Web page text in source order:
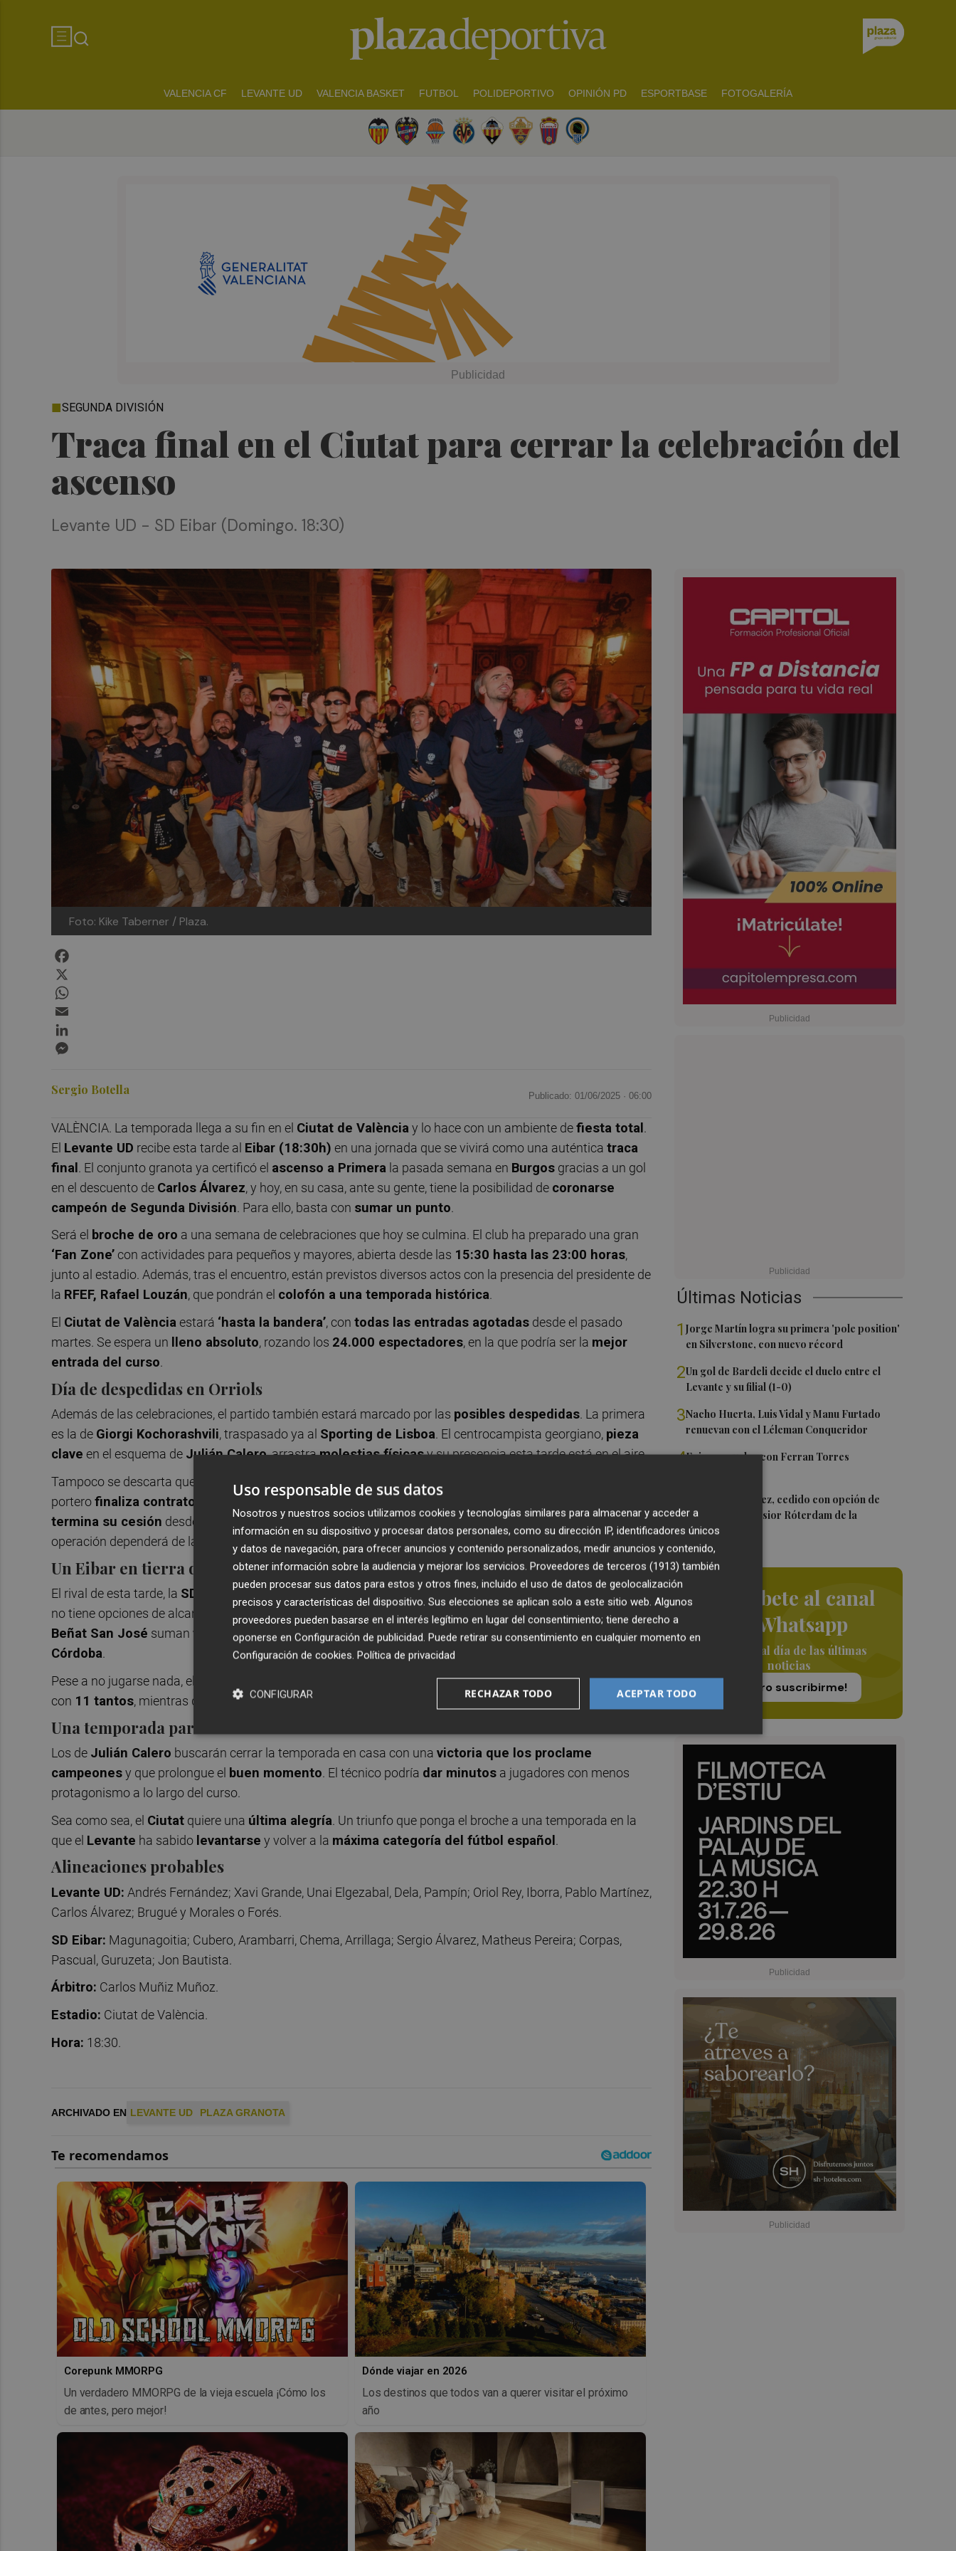
VALENCIA CF LEVANTE UD VALENCIA BASKET FUTBOL POLIDEPORTIVO OPINIÓN PD ESPORTBASE FOTOGALERÍA
Traca final en el Ciutat para cerrar la celebración del
ascenso
SEGUNDA DIVISIÓN
Levante UD - SD Eibar (Domingo. 18:30)
Foto: Kike Taberner / Plaza.
Últimas Noticias
1Jorge Martín logra su primera 'pole position'
en Silverstone, con nuevo récord
2Un gol de Bardeli decide el duelo entre el
Levante y su filial (1-0)
3Nacho Huerta, Luis Vidal y Manu Furtado
renuevan con el Léleman Conqueridor
4Foios se vuelca con Ferran Torres
Mario Domínguez, cedido con opción de
compra al Excelsior Róterdam de la
Eredivisie
Suscríbete al canal
de Whatsapp
Siempre al día de las últimas
noticias
¡Quiero suscribirme!
Sergio Botella Publicado: 01/06/2025 · 06:00
VALÈNCIA. La temporada llega a su fin en el Ciutat de València y lo hace con un ambiente defiesta total.
El Levante UD recibe esta tarde al Eibar (18:30h) en una jornada que se vivirá como una auténtica traca
final. El conjunto granota ya certificó el ascenso a Primera la pasada semana en Burgos gracias a un gol
en el descuento de Carlos Álvarez, y hoy, en su casa, ante su gente, tiene la posibilidad de coronarse
campeón de Segunda División. Para ello, basta con sumar un punto.
Será el broche de oro a una semana de celebraciones que hoy se culmina. El club ha preparado una gran
‘Fan Zone’ con actividades para pequeños y mayores, abierta desde las 15:30 hasta las 23:00 horas,
junto al estadio. Además, tras el encuentro, están previstos diversos actos con la presencia del presidente de
la RFEF, Rafael Louzán, que pondrán el colofón a una temporada histórica.
El Ciutat de València estará ‘hasta la bandera’, con todas las entradas agotadas desde el pasado
martes. Se espera un
lleno absoluto, rozando los 24.000 espectadores, en la que podría ser la mejor
entrada del curso.
Día de despedidas en Orriols
Además de las celebraciones, el partido también estará marcado por las posibles despedidas. La primera
es la de Giorgi Kochorashvili, traspasado ya al Sporting de Lisboa. El centrocampista georgiano, pieza
clave en el esquema de Julián Calero, arrastramolestias físicasy su presencia esta tarde está en el aire.
Tampoco se descarta que el de hoy sea el
último partido en casa para
porterofinaliza contrato y su continuidad está en el aire. Otro que podría despedirse es
termina su cesión desde el Villarreal. El club quiere hacerse con sus servicios de forma definitiva, pero la
operación dependerá de la negociación entre entidades.
Un Eibar en tierra de nadie, pero en buena dinámica
El rival de esta tarde, la SD Eibar , llega sin nada en juego .Noveno con 58 puntos
, el conjunto armero ya
no tiene opciones de alcanzar la zona de
playoff , aunque atraviesa unbuen momento de forma. Los de
Beñat San José suman tres victorias consecutivas , la última por uncontundente 4-1 ante el
Córdoba.
Pese a no jugarse nada, el
Jon Bautistalidera la faceta goleadora
con 11 tantos, mientras que le sigueJosé Corpas 6 goles y 6 asistencias.
Una temporada para la historia
Los de Julián Calero buscarán cerrar la temporada en casa con una victoria que los proclame
campeonesy que prolongue el buen momento. El técnico podría dar minutos a jugadores con menos
protagonismo a lo largo del curso.
Sea como sea, el Ciutat quiere una última alegría. Un triunfo que ponga el broche a una temporada en la
que el Levante ha sabido levantarse y volver a la máxima categoría del fútbol español.
Alineaciones probables
Levante UD: Andrés Fernández; Xavi Grande, Unai Elgezabal, Dela, Pampín; Oriol Rey, Iborra, Pablo Martínez,
Carlos Álvarez; Brugué y Morales o Forés.
SD Eibar: Magunagoitia; Cubero, Arambarri, Chema, Arrillaga; Sergio Álvarez, Matheus Pereira; Corpas,
Pascual, Guruzeta; Jon Bautista.
Árbitro: Carlos Muñiz Muñoz.
Estadio: Ciutat de València.
Hora: 18:30.
ARCHIVADO EN LEVANTE UD PLAZA GRANOTA
Corepunk MMORPG
Un verdadero MMORPG de la vieja escuela ¡Cómo los
de antes, pero mejor!
Dónde viajar en 2026
Los destinos que todos van a querer visitar el próximo
año
Uso responsable de sus datos
Nosotros y nuestros socios utilizamos cookies y tecnologías similares para almacenar y acceder a
información en su dispositivo y procesar datos personales, como su dirección IP, identificadores únicos
y datos de navegación, para ofrecer anuncios y contenido personalizados, medir anuncios y contenido,
obtener información sobre la audiencia y mejorar los servicios. Proveedores de terceros (1913) también
pueden procesar sus datos para estos y otros fines, incluido el uso de datos de geolocalización
precisos y características del dispositivo. Sus elecciones se aplican solo a este sitio web. Algunos
proveedores pueden basarse en el interés legítimo en lugar del consentimiento; tiene derecho a
oponerse en Configuración de publicidad. Puede retirar su consentimiento en cualquier momento en
Configuración de cookies. Política de privacidad
ACEPTAR TODO
RECHAZAR TODO
CONFIGURAR